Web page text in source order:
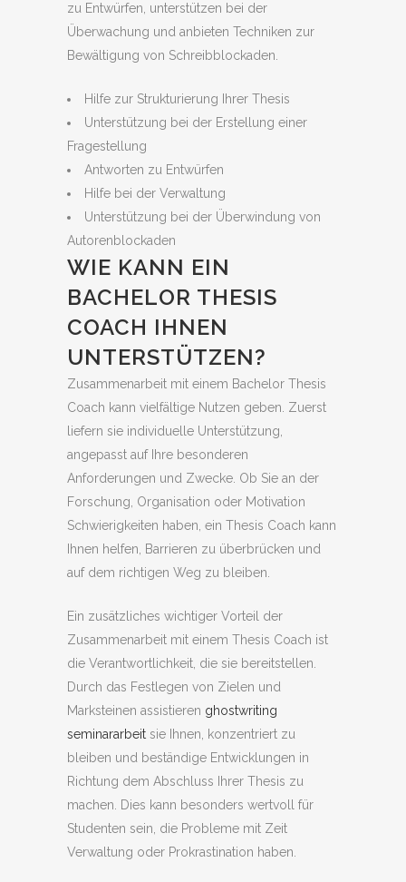
zu Entwürfen, unterstützen bei der
Überwachung und anbieten Techniken zur
Bewältigung von Schreibblockaden.
Hilfe zur Strukturierung Ihrer Thesis
Unterstützung bei der Erstellung einer
Fragestellung
Antworten zu Entwürfen
Hilfe bei der Verwaltung
Unterstützung bei der Überwindung von
Autorenblockaden
WIE KANN EIN
BACHELOR THESIS
COACH IHNEN
UNTERSTÜTZEN?
Zusammenarbeit mit einem Bachelor Thesis
Coach kann vielfältige Nutzen geben. Zuerst
liefern sie individuelle Unterstützung,
angepasst auf Ihre besonderen
Anforderungen und Zwecke. Ob Sie an der
Forschung, Organisation oder Motivation
Schwierigkeiten haben, ein Thesis Coach kann
Ihnen helfen, Barrieren zu überbrücken und
auf dem richtigen Weg zu bleiben.
Ein zusätzliches wichtiger Vorteil der
Zusammenarbeit mit einem Thesis Coach ist
die Verantwortlichkeit, die sie bereitstellen.
Durch das Festlegen von Zielen und
Marksteinen assistieren ghostwriting
seminararbeit sie Ihnen, konzentriert zu
bleiben und beständige Entwicklungen in
Richtung dem Abschluss Ihrer Thesis zu
machen. Dies kann besonders wertvoll für
Studenten sein, die Probleme mit Zeit
Verwaltung oder Prokrastination haben.